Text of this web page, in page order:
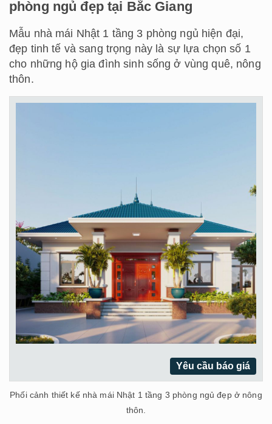
phòng ngủ đẹp tại Bắc Giang
Mẫu nhà mái Nhật 1 tầng 3 phòng ngủ hiện đại,
đẹp tinh tế và sang trọng này là sự lựa chọn số 1
cho những hộ gia đình sinh sống ở vùng quê, nông
thôn.
Yêu cầu báo giá
Phối cảnh thiết kế nhà mái Nhật 1 tầng 3 phòng ngủ đẹp ở nông
thôn.